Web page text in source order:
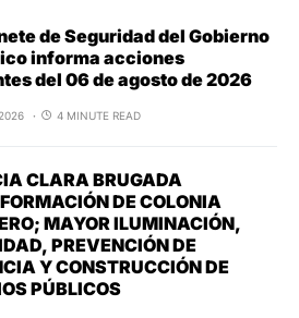
de Seguridad del Gobierno
informa acciones
del 06 de agosto de 2026
4 MINUTE READ
CLARA BRUGADA
DE COLONIA
MAYOR ILUMINACIÓN,
PREVENCIÓN DE
Y CONSTRUCCIÓN DE
PÚBLICOS